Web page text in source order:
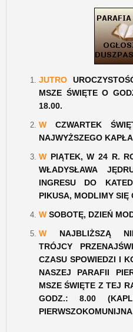
JUTRO
MSZE ŚWIĘTE O
18.00.
W CZWARTEK
NAJWYŻSZEGO
W PIĄTEK, W 24 R.
WŁADYSŁAWA
INGRESU DO
PIKUSA, MODLIMY SIĘ
W SOBOTĘ, DZIEŃ
W NAJBLIŻSZĄ
TRÓJCY
CZASU SPOWIEDZI I
NASZEJ PARAFII
MSZE ŚWIĘTE Z TEJ
GODZ.: 8.00